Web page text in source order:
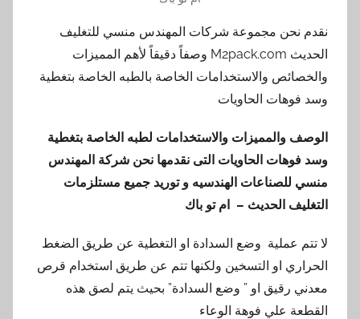
نقدم نحن مجموعة شركات المهندس منسي للتغليف
الحديث M2pack.com وصفاً دقيقاً لأهم المميزات
والخصائص والاستخدامات الخاصة بالطبه الخاصة بتغطية
وسد فوهات الحاويات
الوصف والمميزات والاستخدامات لطبه الخاصة بتغطية
وسد فوهات الحاويات التى نقدمها نحن شركة المهندس
منسي للصناعات الهندسيه و توريد جميع مستلزمات
التغليف الحديث – ام تو باك
لا تتم عملية وضع السدادة او التغطية عن طريق الضغط
الحراري او التسخين ولكنها تتم عن طريق استخدام قرص
معدني رقيق او ” وضع السدادة” بحيث يتم لصق هذه
القطعة علي فوهة الوعاء